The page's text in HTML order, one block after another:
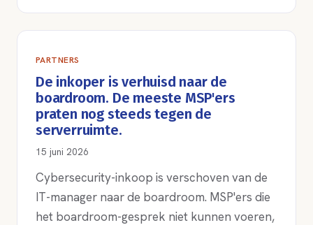
PARTNERS
De inkoper is verhuisd naar de
boardroom. De meeste MSP'ers
praten nog steeds tegen de
serverruimte.
15 juni 2026
Cybersecurity-inkoop is verschoven van de
IT-manager naar de boardroom. MSP'ers die
het boardroom-gesprek niet kunnen voeren,